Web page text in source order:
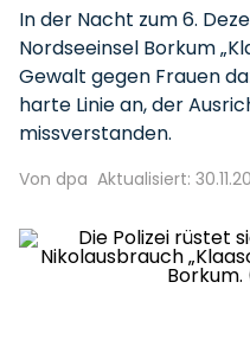
In der Nacht zum 6.
Nordseeinsel Borkum
Gewalt gegen Frauen
harte Linie an, der
missverstanden.
Von dpa Aktualisiert: